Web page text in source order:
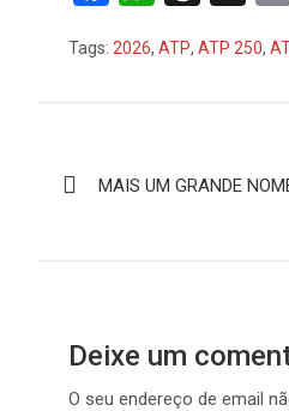
c
a
r
Tags: 2026, ATP, ATP 250,
artigos
MAIS UM GRANDE
Deixe um
O seu endereço de email